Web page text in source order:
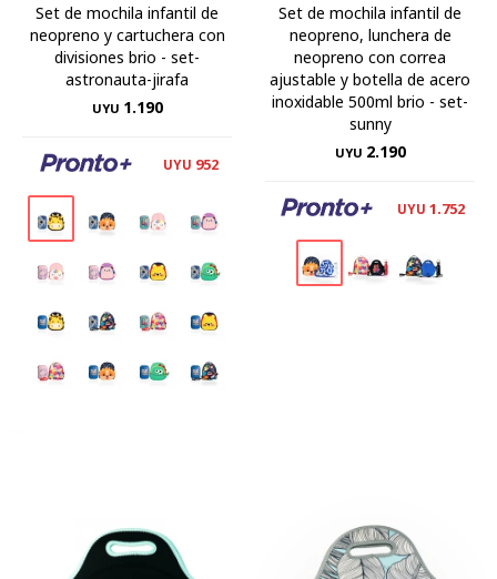
Set de mochila infantil de
neopreno y cartuchera con
divisiones brio - set-
astronauta-jirafa
UYU 1.190
UYU 952
Set de mochila infantil de
neopreno, lunchera de
neopreno con correa
ajustable y botella de acero
inoxidable 500ml brio - set-
sunny
UYU 2.190
UYU 1.752